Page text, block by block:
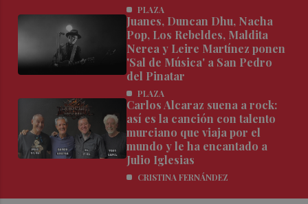
PLAZA
Juanes, Duncan Dhu, Nacha
Pop, Los Rebeldes, Maldita
Nerea y Leire Martínez ponen
'Sal de Música' a San Pedro
del Pinatar
PLAZA
Carlos Alcaraz suena a rock:
así es la canción con talento
murciano que viaja por el
mundo y le ha encantado a
Julio Iglesias
CRISTINA FERNÁNDEZ